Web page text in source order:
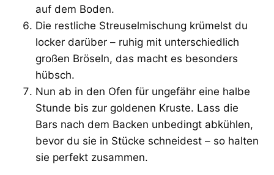
auf dem Boden.
Die restliche Streuselmischung krümelst du
locker darüber – ruhig mit unterschiedlich
großen Bröseln, das macht es besonders
hübsch.
Nun ab in den Ofen für ungefähr eine halbe
Stunde bis zur goldenen Kruste. Lass die
Bars nach dem Backen unbedingt abkühlen,
bevor du sie in Stücke schneidest – so halten
sie perfekt zusammen.